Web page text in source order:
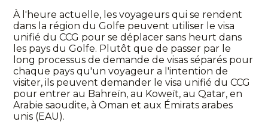
À l'heure actuelle, les voyageurs qui se rendent
dans la région du Golfe peuvent utiliser le visa
unifié du CCG pour se déplacer sans heurt dans
les pays du Golfe. Plutôt que de passer par le
long processus de demande de visas séparés pour
chaque pays qu'un voyageur a l'intention de
visiter, ils peuvent demander le visa unifié du CCG
pour entrer au Bahreïn, au Koweït, au Qatar, en
Arabie saoudite, à Oman et aux Émirats arabes
unis (EAU).